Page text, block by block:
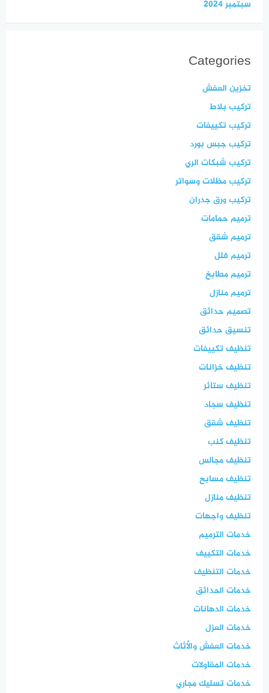
سبتمبر 2024
Categories
تخزين العفش
تركيب بلاط
تركيب تكييفات
تركيب جبس بورد
تركيب شبكات الري
تركيب مظلات وسواتر
تركيب ورق جدران
ترميم حمامات
ترميم شقق
ترميم فلل
ترميم مطابخ
ترميم منازل
تصميم حدائق
تنسيق حدائق
تنظيف تكييفات
تنظيف خزانات
تنظيف ستائر
تنظيف سجاد
تنظيف شقق
تنظيف كنب
تنظيف مجالس
تنظيف مسابح
تنظيف منازل
تنظيف واجهات
خدمات الترميم
خدمات التكييف
خدمات التنظيف
خدمات الحدائق
خدمات الدهانات
خدمات العزل
خدمات العفش والأثاث
خدمات المقاولات
خدمات تسليك مجاري